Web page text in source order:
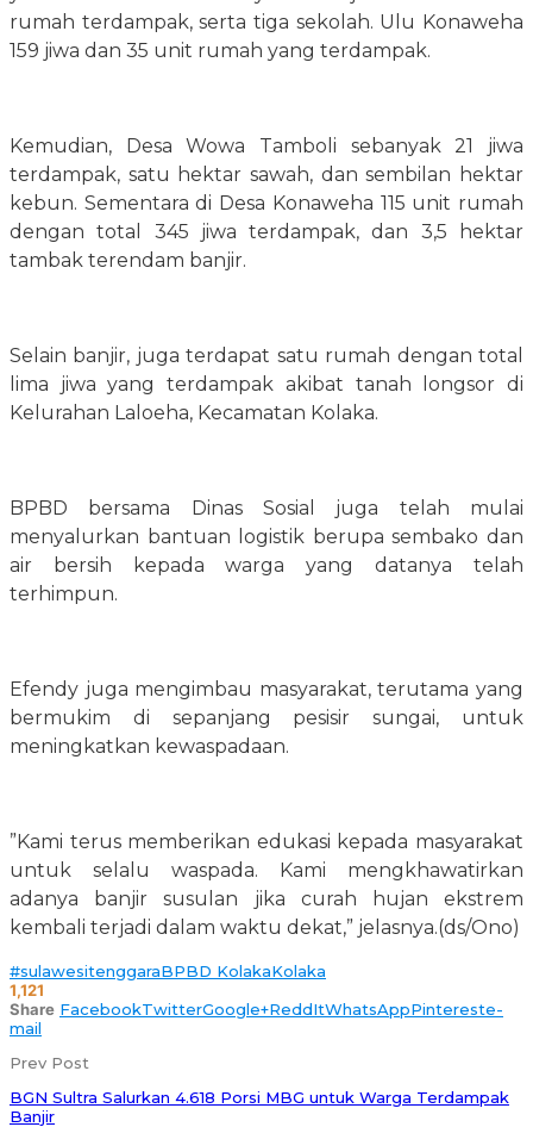
rumah terdampak, serta tiga sekolah. Ulu Konaweha
159 jiwa dan 35 unit rumah yang terdampak.
Kemudian, Desa Wowa Tamboli sebanyak 21 jiwa
terdampak, satu hektar sawah, dan sembilan hektar
kebun. Sementara di Desa Konaweha 115 unit rumah
dengan total 345 jiwa terdampak, dan 3,5 hektar
tambak terendam banjir.
Selain banjir, juga terdapat satu rumah dengan total
lima jiwa yang terdampak akibat tanah longsor di
Kelurahan Laloeha, Kecamatan Kolaka.
BPBD bersama Dinas Sosial juga telah mulai
menyalurkan bantuan logistik berupa sembako dan
air bersih kepada warga yang datanya telah
terhimpun.
Efendy juga mengimbau masyarakat, terutama yang
bermukim di sepanjang pesisir sungai, untuk
meningkatkan kewaspadaan.
​”Kami terus memberikan edukasi kepada masyarakat
untuk selalu waspada. Kami mengkhawatirkan
adanya banjir susulan jika curah hujan ekstrem
kembali terjadi dalam waktu dekat,” jelasnya.(ds/Ono)
#sulawesitenggaraBPBD KolakaKolaka
1,121
Share FacebookTwitterGoogle+ReddItWhatsAppPintereste-
mail
Prev Post
BGN Sultra Salurkan 4.618 Porsi MBG untuk Warga Terdampak
Banjir